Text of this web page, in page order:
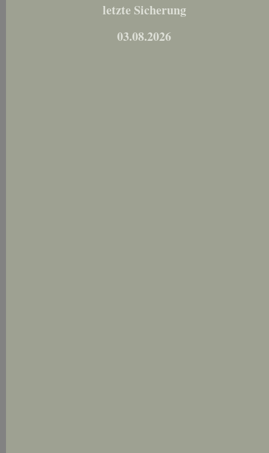
letzte Sicherung
03.08.2026